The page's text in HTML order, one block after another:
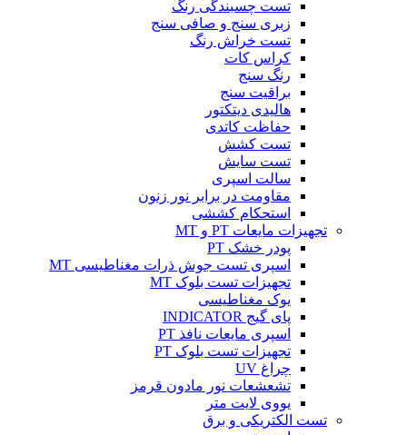
تست چسبندگی رنگ
زبری سنج و صافی سنج
تست خراش رنگ
کراس کات
رنگ سنج
براقیت سنج
هالیدی دیتکتور
حفاظت کاتدی
تست کشش
تست سایش
سالت اسپری
مقاومت در برابر نور زنون
استحکام کششی
تجهیزات مایعات PT و MT
پودر خشک PT
اسپری تست جوش ذرات مغناطیسی MT
تجهیزات تست بلوک MT
یوک مغناطیسی
پای گیج INDICATOR
اسپری مایعات نافذ PT
تجهیزات تست بلوک PT
چراغ UV
تشعشعات نور مادون قرمز
یووی لایت متر
تست الکتریکی و برق